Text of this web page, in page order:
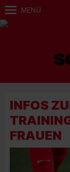
MENÜ
INFOS
FRAUEN